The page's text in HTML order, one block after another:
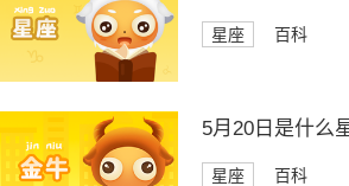
星座 百科
5月20日是什么
星座 百科